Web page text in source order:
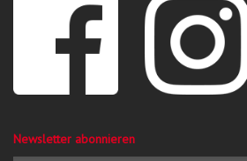
Newsletter abonnieren